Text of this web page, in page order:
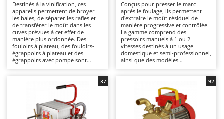
Atomiseurs agricoles pour tracteurs
Atomiseurs pour traitements
Autolaveuses
Autres produits
Bancs de scie pour le bois - Scies à bûches
Barbecues
Alpina
Ama
Ambrogio Robot
Annovi Reverberi
ANTHBOT
Ardes
Destinés à la vinification, ces
appareils permettent de broyer
les baies, de séparer les rafles et
de transférer le moût dans les
cuves prévues à cet effet de
manière plus ordonnée. Des
fouloirs à plateau, des fouloirs-
égrappoirs à plateau et des
égrappoirs avec pompe sont
s'agisse d'appareils pour amateurs
ou professionnels.
Conçus pour presser le marc
après le foulage, ils permettent
d'extraire le moût résiduel de
manière progressive et contrôlée.
La gamme comprend des
pressoirs manuels à 1 ou 2
vitesses destinés à un usage
domestique et semi-professionnel,
ainsi que des modèles
37 92